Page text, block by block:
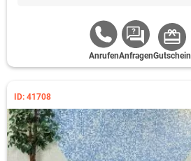
AnrufenAnfragenGutschein
ID: 41708